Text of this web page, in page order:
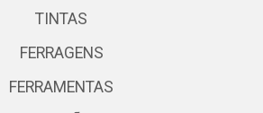
TINTAS
FERRAGENS
FERRAMENTAS